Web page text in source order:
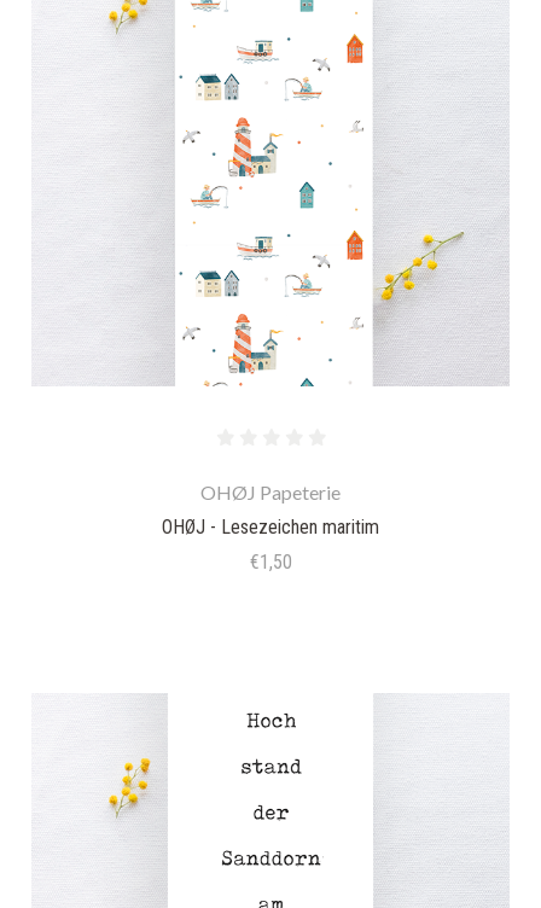
OHØJ Papeterie
OHØJ - Lesezeichen maritim
€1,50